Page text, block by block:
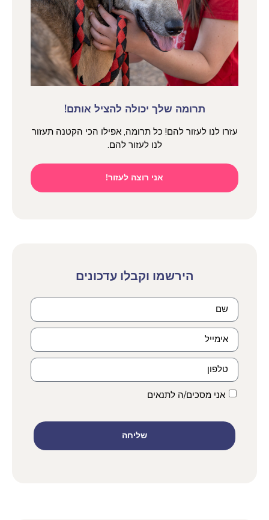
תרומה שלך יכולה להציל אותם!
עזרו לנו לעזור להם! כל תרומה, אפילו הכי הקטנה תעזור
לנו לעזור להם.
אני רוצה לעזור!
הירשמו וקבלו עדכונים
אני מסכים/ה לתנאים
שליחה